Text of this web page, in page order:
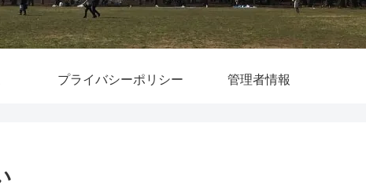
プライバシーポリシー 管理者情報